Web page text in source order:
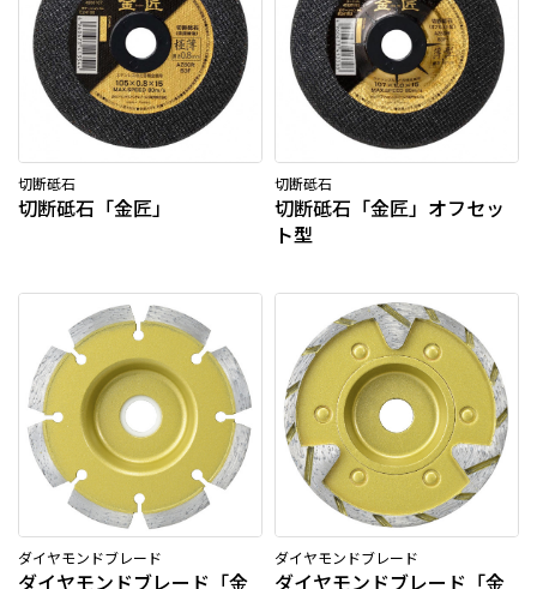
切断砥石
切断砥石「金匠」
切断砥石
切断砥石「金匠」オフセッ
ト型
ダイヤモンドブレード
ダイヤモンドブレード「金
ダイヤモンドブレード
ダイヤモンドブレード「金